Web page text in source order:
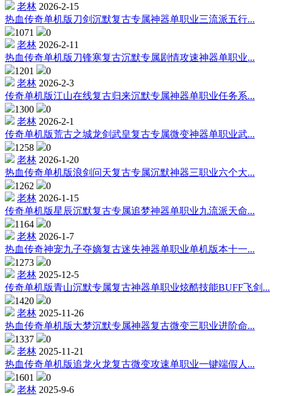
老林 2026-2-15
热血传奇单机版刀剑沉默复古专属神器单职业三流派五行...
1071
0
老林 2026-2-11
热血传奇单机版刀锋寒复古沉默专属剧情攻速神器单职业...
1201
0
老林 2026-2-3
传奇单机版江山在线复古归来沉默专属神器单职业任务系...
1300
0
老林 2026-2-1
传奇单机版荒古之城龙剑武皇复古专属微变神器单职业武...
1258
0
老林 2026-1-20
热血传奇单机版浪剑问天复古专属沉默神器三职业六个大...
1262
0
老林 2026-1-15
传奇单机版星辰沉默复古专属追梦神器单职业九流派天命...
1164
0
老林 2026-1-7
热血传奇神宠九子夺嫡复古迷失神器单职业单机版本十一...
1273
0
老林 2025-12-5
传奇单机版青山沉默专属复古神器单职业炫酷技能BUFF飞剑...
1420
0
老林 2025-11-26
热血传奇单机版大梦沉默专属神器复古微变三职业进阶命...
1337
0
老林 2025-11-21
热血传奇单机版追龙火龙复古微变攻速单职业一键端假人...
1601
0
老林 2025-9-6